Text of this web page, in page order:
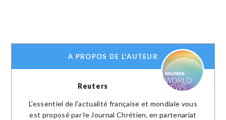
A PROPOS DE L'AUTEUR
Reuters
L'essentiel de l'actualité française et mondiale vous
est proposé par le Journal Chrétien, en partenariat